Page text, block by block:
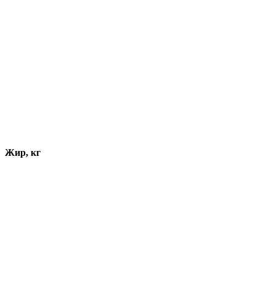
Жир, кг